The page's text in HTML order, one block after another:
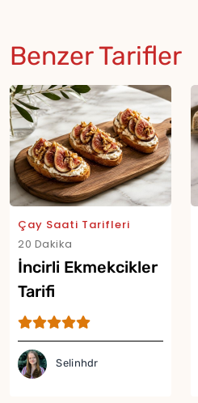
Benzer Tarifler
Çay Saati Tarifleri
20 Dakika
İncirli Ekmekcikler
Tarifi
Selinhdr